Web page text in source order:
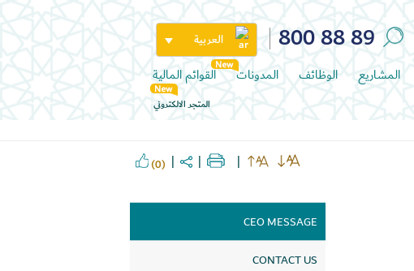
800 88 89 العربية
المشاريع الوظائف المدونات القوائم المالية
المتجر الالكتروني
(0)
CEO MESSAGE
CONTACT US